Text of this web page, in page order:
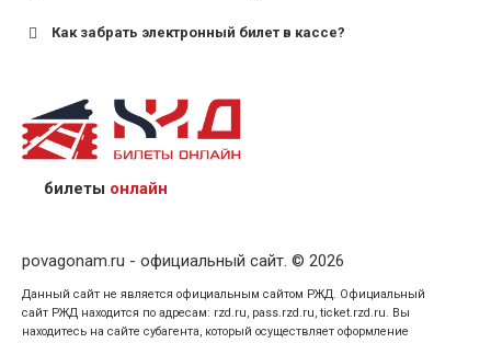
Как забрать электронный билет в кассе?
назвав кассиру 14-значный номер заказа;
предъявив удостоверение личности пассажира, на
кого оформлен билет.
билеты онлайн
povagonam.ru - официальный сайт. © 2026
Данный сайт не является официальным сайтом РЖД. Официальный
сайт РЖД находится по адресам: rzd.ru, pass.rzd.ru, ticket.rzd.ru. Вы
находитесь на сайте субагента, который осуществляет оформление